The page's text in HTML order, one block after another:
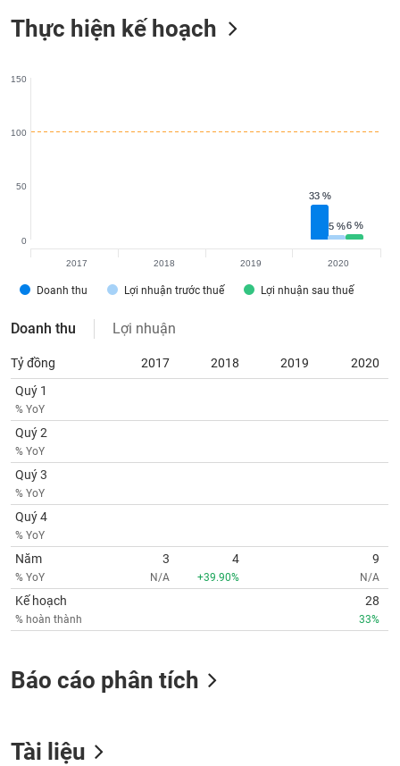
Thực hiện kế hoạch
33 %
33 %
5 %
5 %6 %
6 %
Doanh thu Lợi nhuận trước thuế Lợi nhuận sau thuế
0
50
100
150
2017 2018 2019 2020
Doanh thu Lợi nhuận
Tỷ đồng 2017 2018 2019
2020
Quý 1
% YoY
Quý 2
% YoY
Quý 3
% YoY
Quý 4
% YoY
Năm
% YoY
3
N/A
4
+39.90%
9
N/A
Kế hoạch
% hoàn thành
28
33%
Báo cáo phân tích
Tài liệu
TIỆN
BẤT
ĐỘNG
SẢN
Mã
chứng
khoán
(-)
Tất cả
Lãnh
đạo
(-)
Tất cả Người nội bộ Người liên quan Cổ đông lớn
Tin